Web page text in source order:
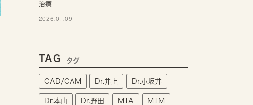
治療─
2026.01.09
TAG タグ
CAD/CAM Dr.井上 Dr.小坂井
Dr.本山 Dr.野田 MTA MTM